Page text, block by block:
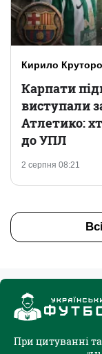
Кирило
2 серпня 08:21
Карпати
виступали
Атлетико:
до УПЛ
При цитуванні